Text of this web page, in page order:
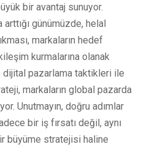
bir avantaj sunuyor.
günümüzde, helal
markaların hedef
kurmalarına olanak
dijital pazarlama taktikleri ile
markaların global pazarda
Unutmayın, doğru adımlar
bir iş fırsatı değil, aynı
büyüme stratejisi haline